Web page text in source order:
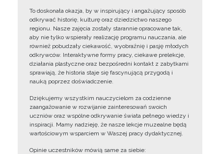
To doskonała okazja, by w inspirujący i angażujący sposób
odkrywać historię, kulturę oraz dziedzictwo naszego
regionu. Nasze zajęcia zostały starannie opracowane tak,
aby nie tylko wspierały realizację programu nauczania, ale
również pobudzały ciekawość, wyobraźnię i pasję młodych
odkrywców. Interaktywne formy pracy, ciekawe prelekcje,
działania plastyczne oraz bezpośredni kontakt z zabytkami
sprawiają, że historia staje się fascynującą przygodą i
nauką poprzez doświadczenie.
Dziękujemy wszystkim nauczycielom za codzienne
zaangażowanie w rozwijanie zainteresowań swoich
uczniów oraz wspólne odkrywanie świata pełnego wiedzy i
inspiracji. Mamy nadzieję, że nasze lekcje muzealne będą
wartościowym wsparciem w Waszej pracy dydaktycznej.
Opinie uczestników mówią same za siebie: